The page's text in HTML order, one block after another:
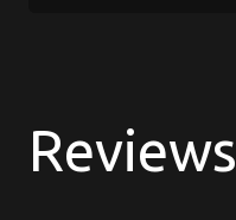
Reviews